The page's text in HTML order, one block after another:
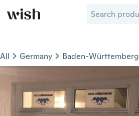
All Germany Baden-Württemberg